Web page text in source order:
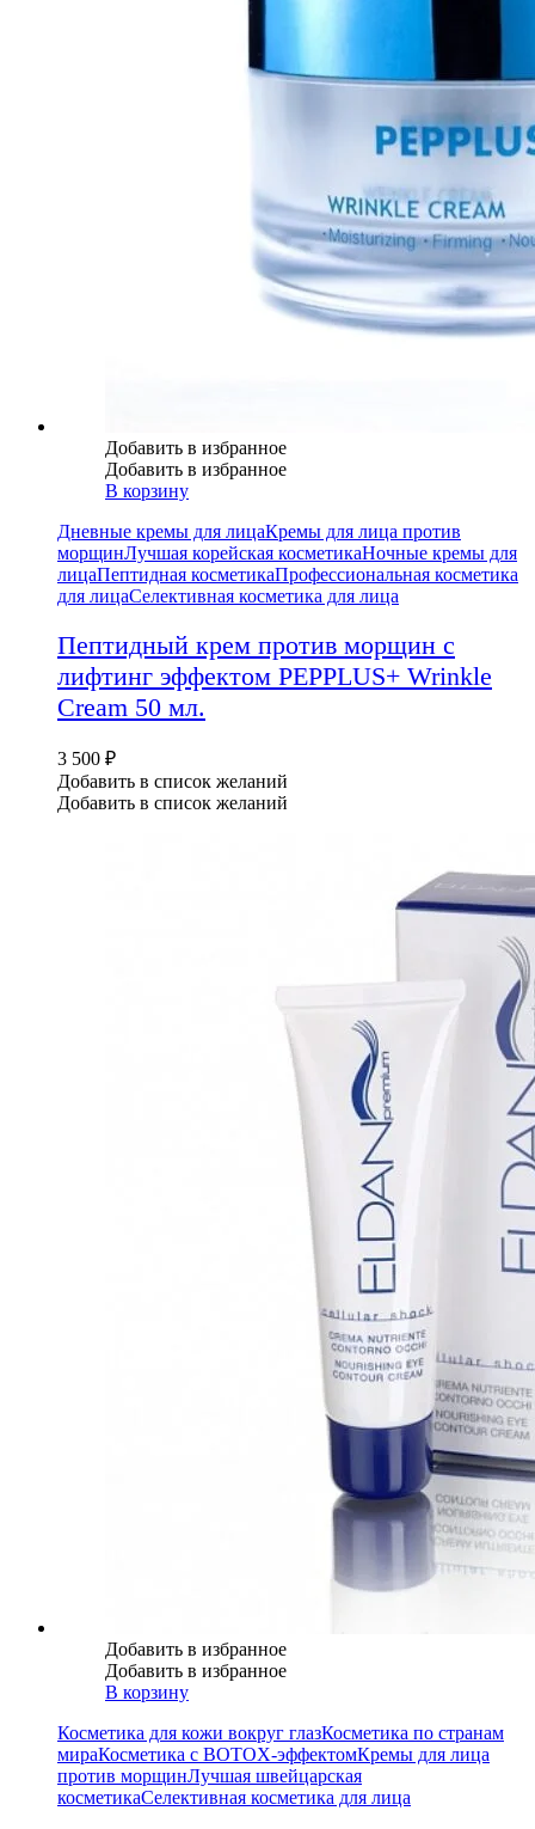
Добавить в избранное
Добавить в избранное
В корзину
Дневные кремы для лицаКремы для лица против
морщинЛучшая корейская косметикаНочные кремы для
лицаПептидная косметикаПрофессиональная косметика
для лицаСелективная косметика для лица
Пептидный крем против морщин с
лифтинг эффектом PEPPLUS+ Wrinkle
Cream 50 мл.
3 500 ₽
Добавить в список желаний
Добавить в список желаний
Добавить в избранное
Добавить в избранное
В корзину
Косметика для кожи вокруг глазКосметика по странам
мираКосметика с BOTOX-эффектомКремы для лица
против морщинЛучшая швейцарская
косметикаСелективная косметика для лица